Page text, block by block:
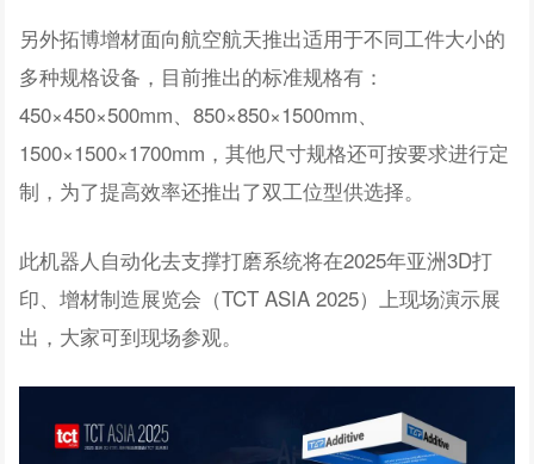
另外拓博增材面向航空航天推出适用于不同工件大小的
多种规格设备，目前推出的标准规格有：
450×450×500mm、850×850×1500mm、
1500×1500×1700mm，其他尺寸规格还可按要求进行定
制，为了提高效率还推出了双工位型供选择。
此机器人自动化去支撑打磨系统将在2025年亚洲3D打
印、增材制造展览会（TCT ASIA 2025）上现场演示展
出，大家可到现场参观。